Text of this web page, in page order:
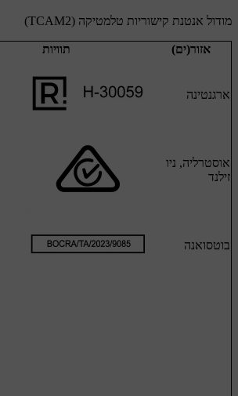
מודול אנטנת קישוריות טלמטיקה (TCAM2)
אזור(ים) תוויות
ארגנטינה
אוסטרליה, ניו
זילנד
בוטסואנה